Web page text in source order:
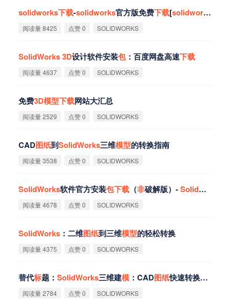
solidworks下载-solidworks官方版免费下载[solidworks
阅读量 8425 点赞 0 SOLIDWORKS
SolidWorks3D设计软件安装包：百度网盘高速下载
阅读量 4637 点赞 0 SOLIDWORKS
免费3D模型下载网站大汇总
阅读量 2529 点赞 0 SOLIDWORKS
CAD图纸到SolidWorks三维模型的转换指南
阅读量 3538 点赞 0 SOLIDWORKS
SolidWorks软件官方安装包下载 （非破解版）-SolidWorks
阅读量 4678 点赞 0 SOLIDWORKS
SolidWorks ：二维图纸到三维模型的轻松转换
阅读量 4375 点赞 0 SOLIDWORKS
替代标题： SolidWorks三维建模 ：CAD图纸快速转换技巧
阅读量 2784 点赞 0 SOLIDWORKS